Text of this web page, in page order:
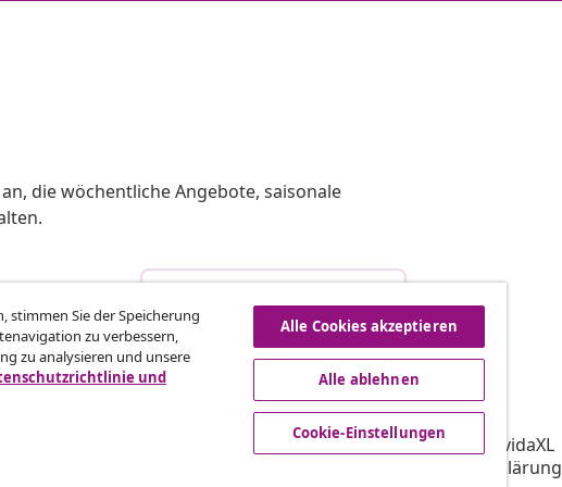
die wöchentliche Angebote, saisonale
ein.
Business
vidaXL
Über vidaXL
AGB Verkäufer vidaXL
Datenschutzerklärung
stimmen Sie der Speicherung
zu verbessern,
zu analysieren und unsere
und
Alle Cookies akzeptieren
Alle ablehnen
Cookie-Einstellungen